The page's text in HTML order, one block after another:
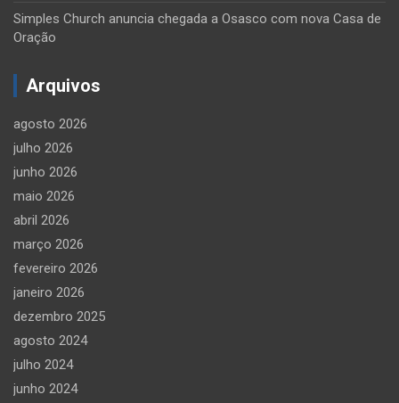
Simples Church anuncia chegada a Osasco com nova Casa de
Oração
Arquivos
agosto 2026
julho 2026
junho 2026
maio 2026
abril 2026
março 2026
fevereiro 2026
janeiro 2026
dezembro 2025
agosto 2024
julho 2024
junho 2024